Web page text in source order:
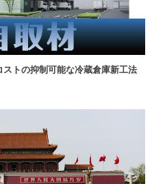
ストの抑制可能な冷蔵倉庫新工法